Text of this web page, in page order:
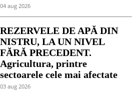
04 aug 2026
REZERVELE DE APĂ DIN
NISTRU, LA UN NIVEL
FĂRĂ PRECEDENT.
Agricultura, printre
sectoarele cele mai afectate
03 aug 2026